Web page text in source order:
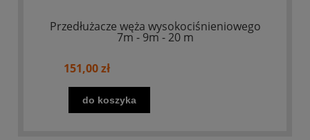
Przedłużacze węża wysokociśnieniowego
7m - 9m - 20 m
151,00 zł
do koszyka